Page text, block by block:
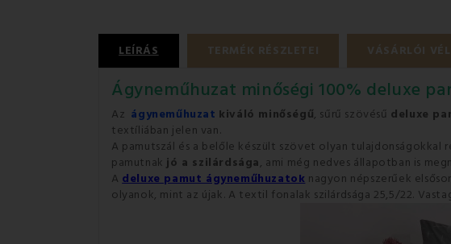
LEÍRÁS TERMÉK RÉSZLETEI VÁSÁRLÓI
Ágyneműhuzat minőségi 100% deluxe
Az ágyneműhuzat kiváló minőségű, sűrű szövésű deluxe
textíliában jelen van.
A pamutszál és a belőle készült szövet olyan
pamutnak jó a szilárdsága, ami még nedves állapotban is
Adeluxe pamut ágyneműhuzatok nagyon népszerűek
olyanok, mint az újak. A textil fonalak szilárdsága 25,5/22.